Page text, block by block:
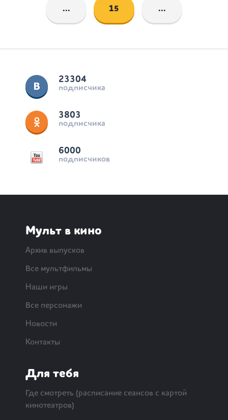
... 15 ...
23304
подписчика
3803
подписчика
6000
подписчиков
Мульт в кино
Архив выпусков
Все мультфильмы
Наши игры
Все персонажи
Новости
Контакты
Для тебя
Где смотреть (расписание сеансов с картой
кинотеатров)